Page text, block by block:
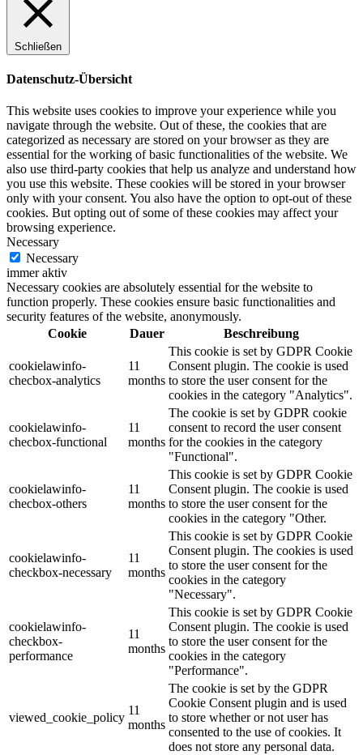
Schließen
Datenschutz-Übersicht
This website uses cookies to improve your experience while you
navigate through the website. Out of these, the cookies that are
categorized as necessary are stored on your browser as they are
essential for the working of basic functionalities of the website. We
also use third-party cookies that help us analyze and understand how
you use this website. These cookies will be stored in your browser
only with your consent. You also have the option to opt-out of these
cookies. But opting out of some of these cookies may affect your
browsing experience.
Necessary
Necessary
immer aktiv
Necessary cookies are absolutely essential for the website to
function properly. These cookies ensure basic functionalities and
security features of the website, anonymously.
Cookie
Dauer Beschreibung
cookielawinfo-
checbox-analytics
11
months
This cookie is set by GDPR Cookie
Consent plugin. The cookie is used
to store the user consent for the
cookies in the category "Analytics".
cookielawinfo-
checbox-functional
11
months
The cookie is set by GDPR cookie
consent to record the user consent
for the cookies in the category
"Functional".
cookielawinfo-
checbox-others
11
months
This cookie is set by GDPR Cookie
Consent plugin. The cookie is used
to store the user consent for the
cookies in the category "Other.
cookielawinfo-
checkbox-necessary
11
months
This cookie is set by GDPR Cookie
Consent plugin. The cookies is used
to store the user consent for the
cookies in the category
"Necessary".
cookielawinfo-
checkbox-
performance
11
months
This cookie is set by GDPR Cookie
Consent plugin. The cookie is used
to store the user consent for the
cookies in the category
"Performance".
viewed_cookie_policy
11
months
The cookie is set by the GDPR
Cookie Consent plugin and is used
to store whether or not user has
consented to the use of cookies. It
does not store any personal data.